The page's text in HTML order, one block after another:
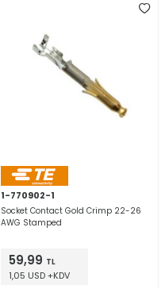
1-770902-1
Socket Contact Gold Crimp 22-26
AWG Stamped
59,99 TL
1,05 USD +KDV